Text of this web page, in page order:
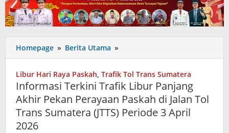
Homepage » Berita Utama »
Terkini
Libur
Panjang
Akhir
Pekan
Libur Hari Raya Paskah, Trafik Tol Trans Sumatera
Informasi Terkini Trafik Libur Panjang
Akhir Pekan Perayaan Paskah di Jalan Tol
Trans Sumatera (JTTS) Periode 3 April
2026